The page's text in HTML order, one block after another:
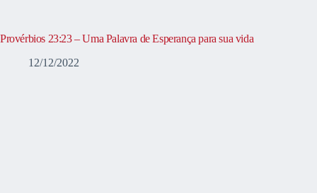
Provérbios 23:23 – Uma Palavra de Esperança para sua vida
12/12/2022